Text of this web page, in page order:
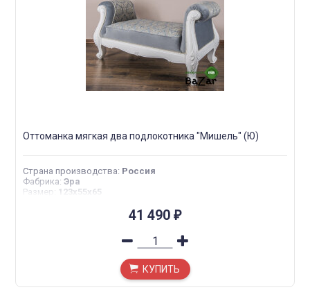
Оттоманка мягкая два подлокотника "Мишель" (Ю)
Страна производства: Россия
Фабрика: Эра
Размер : 123х55х65
41 490 ₽
КУПИТЬ